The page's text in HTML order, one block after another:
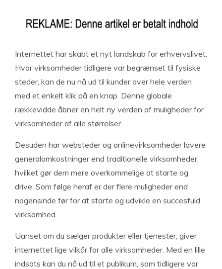
Internettet har skabt et nyt landskab for erhvervslivet.
Hvor virksomheder tidligere var begrænset til fysiske
steder, kan de nu nå ud til kunder over hele verden
med et enkelt klik på en knap. Denne globale
rækkevidde åbner en helt ny verden af muligheder for
virksomheder af alle størrelser.
Desuden har websteder og onlinevirksomheder lavere
generalomkostninger end traditionelle virksomheder,
hvilket gør dem mere overkommelige at starte og
drive. Som følge heraf er der flere muligheder end
nogensinde før for at starte og udvikle en succesfuld
virksomhed.
Uanset om du sælger produkter eller tjenester, giver
internettet lige vilkår for alle virksomheder. Med en lille
indsats kan du nå ud til et publikum, som tidligere var